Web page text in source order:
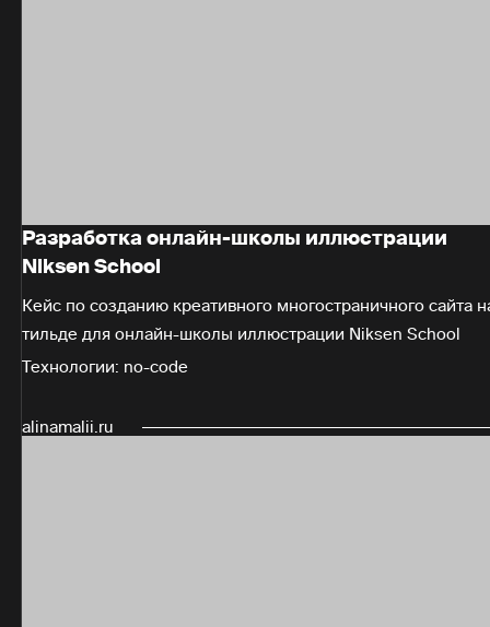
Разработка онлайн-школы иллюстрации
Niksen School
Кейс по созданию креативного многостраничного сайта
тильде для онлайн-школы иллюстрации Niksen School
Технологии: no-code
alinamalii.ru